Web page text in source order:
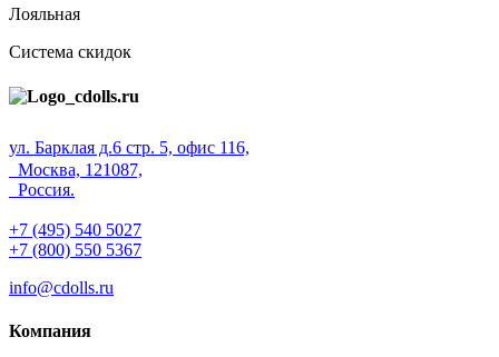
Лояльная
Система скидок
ул. Барклая д.6 стр. 5, офис 116,
Москва, 121087,
Россия.
+7 (495) 540 5027
+7 (800) 550 5367
info@cdolls.ru
Компания